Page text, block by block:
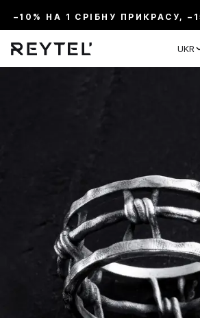
–10% НА 1 СРІБНУ ПРИКРАСУ,
UKR